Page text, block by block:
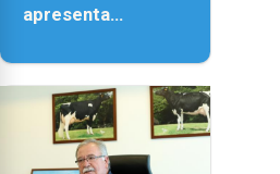
apresenta
Paisagem’